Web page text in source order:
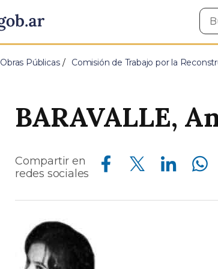
en
Obras Públicas Comisión de Trabajo por la
BARAVALLE,
Compartir en
redes sociales
Compartir en Facebook Compartir en Twitter Compartir en Linkedin Compartir en Whatsapp